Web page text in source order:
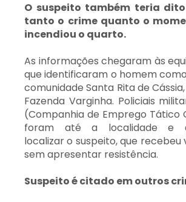
O suspeito também teria
tanto o crime quanto o
incendiou o quarto.
As informações chegaram às
que identificaram o homem
comunidade Santa Rita de
Fazenda Varginha. Policiais
(Companhia de Emprego Tático
foram até a localidade e
localizar o suspeito, que recebeu
sem apresentar resistência.
Suspeito é citado em outros